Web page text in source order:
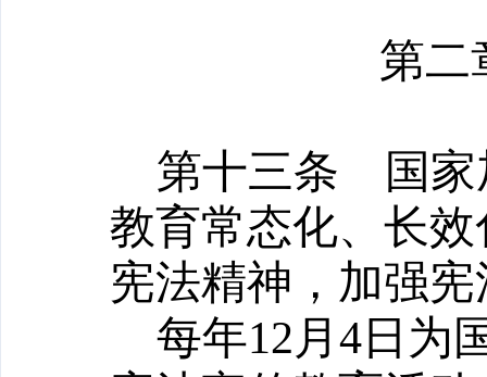
第
第十三条 国家
教育常态化、长
宪法精神，加强
每年12 月 4日为